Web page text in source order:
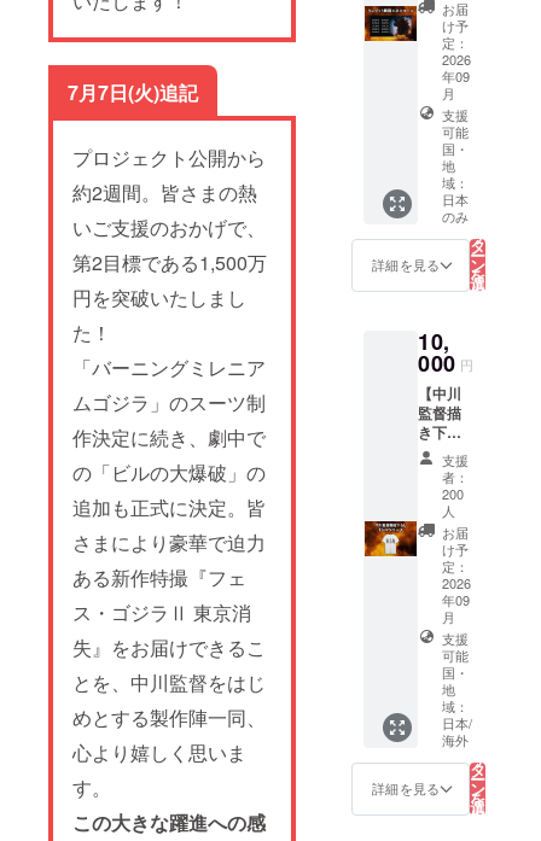
7月7日(火)追記
プロジェクト公開から
約2週間。皆さまの熱
いご支援のおかげで、
第2目標である1,500万
円を突破いたしまし
た！
「バーニングミレニア
ムゴジラ」のスーツ制
作決定に続き、劇中で
の「ビルの大爆破」の
追加も正式に決定。皆
さまにより豪華で迫力
ある新作特撮『フェ
ス・ゴジラⅡ 東京消
失』をお届けできるこ
とを、中川監督をはじ
めとする製作陣一同、
心より嬉しく思いま
す。
この大きな躍進への感
5.設定
資料集
データ
（PDF
） 6.開
田裕治
描き下
ろしT
シャツ
（Small
）】
*This
cannot
be
backed
from
outside
Japan.
1.デジ
援証明
書 2.支
定活動
報告閲
覧権 3.
クラ
ファン
限定壁
紙デー
タ（PC
/ モバイ
ル） 4.
エンド
ロール
クレ
ジット
掲載 小
＜クレ
ジット
掲載に
関する
注意事
項＞ ※
掲載を
希望す
前を、
以下の
お届
け予
定：
2026
年09
月
支援
可能
国・
地
域：
日本
のみ
詳細を見る
リ
タ
ー
ン
を
選
択
10,
000 円
【中川
監督描
き下ろ
しTシャ
ツコー
ス／
Custom
T-Shirt
illustrat
ed by
Directo
Nakaga
wa】
*This
tier will
support
global
shippin
g.
English
setup is
in
支援
者：
200
人
お届
け予
定：
2026
年09
月
支援
可能
国・
地
域：
日本/
海外
詳細を見る
リ
タ
ー
ン
を
選
択